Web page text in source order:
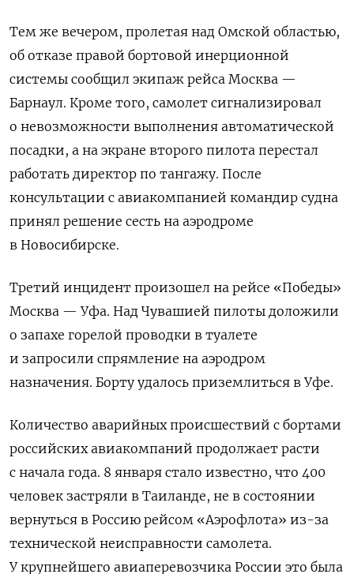
Тем же вечером, пролетая над Омской областью,
об отказе правой бортовой инерционной
системы сообщил экипаж рейса Москва —
Барнаул. Кроме того, самолет сигнализировал
о невозможности выполнения автоматической
посадки, а на экране второго пилота перестал
работать директор по тангажу. После
консультации с авиакомпанией командир судна
принял решение сесть на аэродроме
в Новосибирске.
Третий инцидент произошел на рейсе «Победы»
Москва — Уфа. Над Чувашией пилоты доложили
о запахе горелой проводки в туалете
и запросили спрямление на аэродром
назначения. Борту удалось приземлиться в Уфе.
Количество аварийных происшествий с бортами
российских авиакомпаний продолжает расти
с начала года. 8 января стало известно, что 400
человек застряли в Таиланде, не в состоянии
вернуться в Россию рейсом «Аэрофлота» из-за
технической неисправности самолета.
У крупнейшего авиаперевозчика России это была